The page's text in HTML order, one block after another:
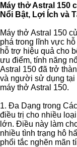
Máy thở Astral 150
Nổi Bật, Lợi Ích và
Máy thở Astral 150
phá trong lĩnh vực
hỗ trợ hiệu quả cho
ưu điểm, tính năng
Astral 150 đã trở
và người sử dụng tại
máy thở Astral 150.
1. Đa Dạng trong
điều trị cho nhiều
lớn. Điều này làm
nhiều tình trạng hô
phổi tắc nghẽn mãn